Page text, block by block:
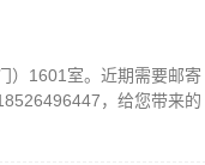
）1601室。近期需要邮寄
，给您带来的